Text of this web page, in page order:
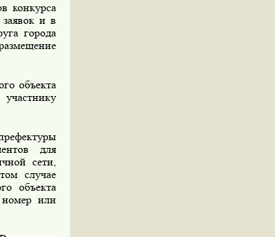
конкурса
и в
города
объекта
для
сети,
случае
объекта
номер или